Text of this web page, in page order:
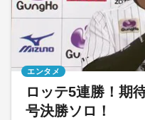
ロッテ5連勝！期
号決勝ソロ！
エンタメ